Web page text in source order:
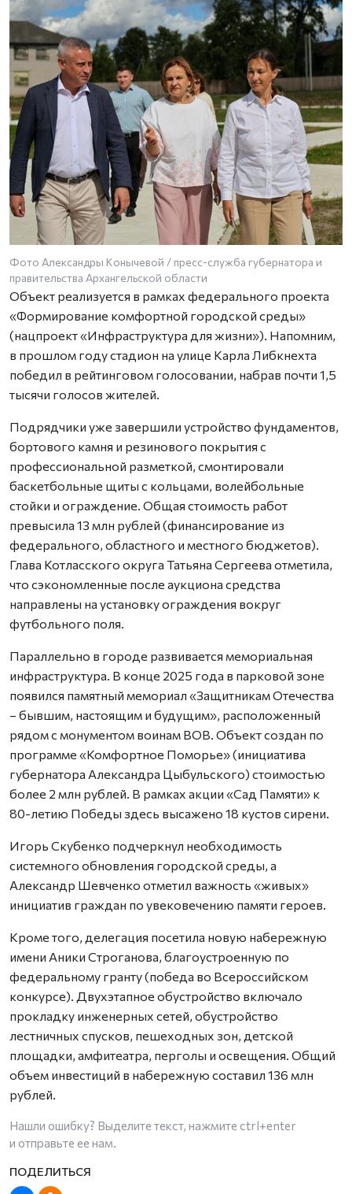
Фото Александры Конычевой / пресс-служба губернатора и
правительства Архангельской области
Объект реализуется в рамках федерального проекта
«Формирование комфортной городской среды»
(нацпроект «Инфраструктура для жизни»). Напомним,
в прошлом году стадион на улице Карла Либкнехта
победил в рейтинговом голосовании, набрав почти 1,5
тысячи голосов жителей.
Подрядчики уже завершили устройство фундаментов,
бортового камня и резинового покрытия с
профессиональной разметкой, смонтировали
баскетбольные щиты с кольцами, волейбольные
стойки и ограждение. Общая стоимость работ
превысила 13 млн рублей (финансирование из
федерального, областного и местного бюджетов).
Глава Котласского округа Татьяна Сергеева отметила,
что сэкономленные после аукциона средства
направлены на установку ограждения вокруг
футбольного поля.
Параллельно в городе развивается мемориальная
инфраструктура. В конце 2025 года в парковой зоне
появился памятный мемориал «Защитникам Отечества
– бывшим, настоящим и будущим», расположенный
рядом с монументом воинам ВОВ. Объект создан по
программе «Комфортное Поморье» (инициатива
губернатора Александра Цыбульского) стоимостью
более 2 млн рублей. В рамках акции «Сад Памяти» к
80-летию Победы здесь высажено 18 кустов сирени.
Игорь Скубенко подчеркнул необходимость
системного обновления городской среды, а
Александр Шевченко отметил важность «живых»
инициатив граждан по увековечению памяти героев.
Кроме того, делегация посетила новую набережную
имени Аники Строганова, благоустроенную по
федеральному гранту (победа во Всероссийском
конкурсе). Двухэтапное обустройство включало
прокладку инженерных сетей, обустройство
лестничных спусков, пешеходных зон, детской
площадки, амфитеатра, перголы и освещения. Общий
объем инвестиций в набережную составил 136 млн
рублей.
Нашли ошибку? Выделите текст, нажмите ctrl+enter
и отправьте ее нам.